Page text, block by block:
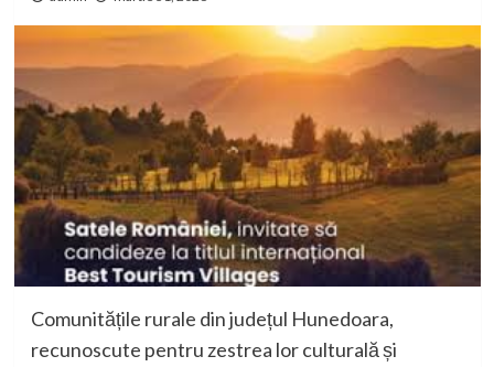
Comunitățile rurale din județul Hunedoara,
recunoscute pentru zestrea lor culturală și